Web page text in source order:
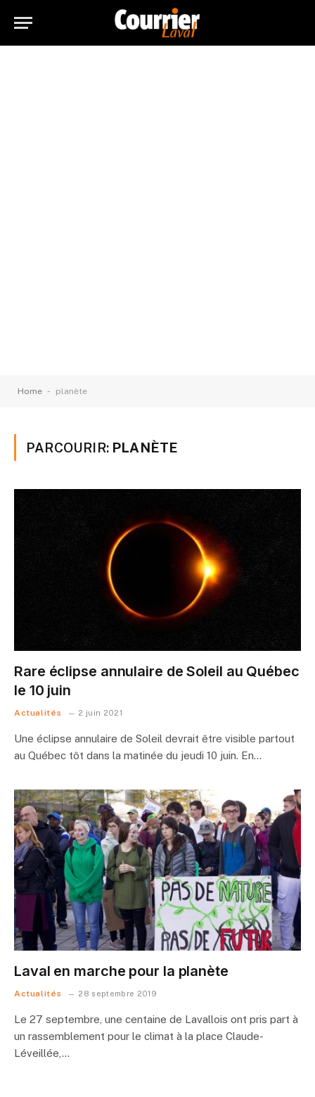
Home - planète
PARCOURIR: PLANÈTE
Rare éclipse annulaire de Soleil au Québec
le 10 juin
Actualités 2 juin 2021
Une éclipse annulaire de Soleil devrait être visible partout
au Québec tôt dans la matinée du jeudi 10 juin. En…
Laval en marche pour la planète
Actualités 28 septembre 2019
Le 27 septembre, une centaine de Lavallois ont pris part à
un rassemblement pour le climat à la place Claude-
Léveillée,…